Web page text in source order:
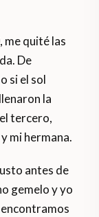
me quité las
De
si el sol
la
tercero,
mi hermana.
antes de
gemelo y yo